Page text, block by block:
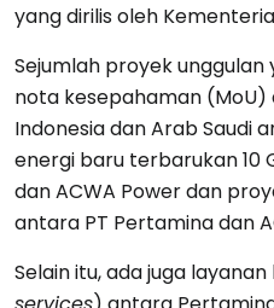
yang dirilis oleh
Sejumlah proyek
nota kesepahaman
Indonesia dan Arab Saudi
energi baru terbarukan 10
dan ACWA Power dan
antara PT Pertamina dan
Selain itu, ada juga